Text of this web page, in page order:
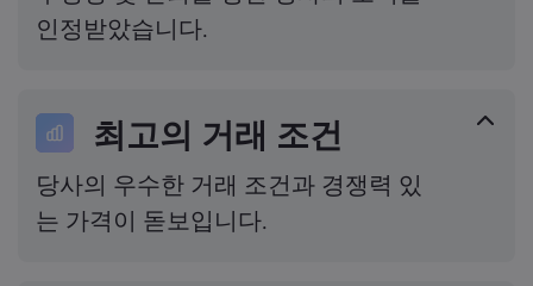
인정받았습니다.
최고의 거래 조건
당사의 우수한 거래 조건과 경쟁력 있
는 가격이 돋보입니다.